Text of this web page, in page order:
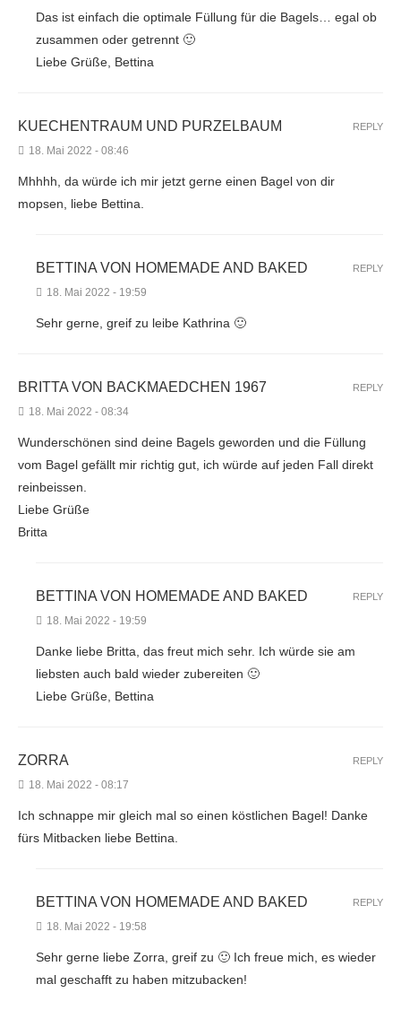
Das ist einfach die optimale Füllung für die Bagels… egal ob
zusammen oder getrennt 🙂
Liebe Grüße, Bettina
KUECHENTRAUM UND PURZELBAUM
18. Mai 2022 - 08:46
Mhhhh, da würde ich mir jetzt gerne einen Bagel von dir
mopsen, liebe Bettina.
REPLY
BETTINA VON HOMEMADE AND BAKED
18. Mai 2022 - 19:59
Sehr gerne, greif zu leibe Kathrina 🙂
REPLY
BRITTA VON BACKMAEDCHEN 1967
18. Mai 2022 - 08:34
Wunderschönen sind deine Bagels geworden und die Füllung
vom Bagel gefällt mir richtig gut, ich würde auf jeden Fall direkt
reinbeissen.
Liebe Grüße
Britta
REPLY
BETTINA VON HOMEMADE AND BAKED
18. Mai 2022 - 19:59
Danke liebe Britta, das freut mich sehr. Ich würde sie am
liebsten auch bald wieder zubereiten 🙂
Liebe Grüße, Bettina
REPLY
ZORRA
18. Mai 2022 - 08:17
Ich schnappe mir gleich mal so einen köstlichen Bagel! Danke
fürs Mitbacken liebe Bettina.
REPLY
BETTINA VON HOMEMADE AND BAKED
18. Mai 2022 - 19:58
Sehr gerne liebe Zorra, greif zu 🙂 Ich freue mich, es wieder
mal geschafft zu haben mitzubacken!
REPLY